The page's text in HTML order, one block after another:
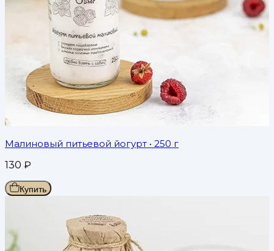
Малиновый питьевой йогурт • 250 г
130 ₽
Купить